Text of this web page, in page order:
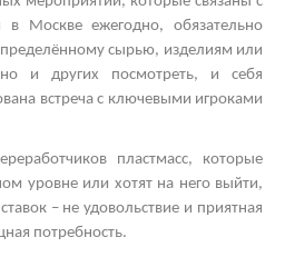
в Москве ежегодно, обязательно
сырью, изделиям или
и других посмотреть, и себя
встреча с ключевыми игроками
пластмасс, которые
уровне или хотят на него выйти,
– не удовольствие и приятная
потребность.